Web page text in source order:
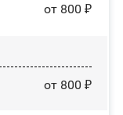
от 800 ₽
от 800 ₽